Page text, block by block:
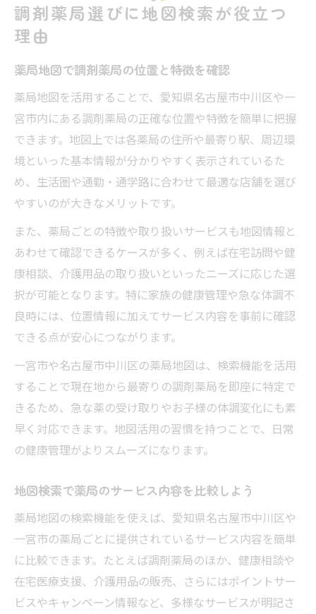
調剤薬局選びに地図検索が役立つ
理由
薬局地図で調剤薬局の位置と特徴を確認
薬局地図を活用することで、愛知県名古屋市中川区や一
宮市内にある調剤薬局の正確な位置や特徴を簡単に把握
できます。地図上では各薬局の住所や最寄り駅、周辺環
境といった基本情報が分かりやすく表示されているた
め、生活圏や通勤・通学路に合わせて最適な店舗を選び
やすいのが大きなメリットです。
また、薬局ごとの特徴や取り扱いサービスも地図情報と
あわせて確認できるケースが多く、例えば在宅訪問や健
康相談、介護用品の取り扱いといったニーズに応じた選
択が可能となります。特に家族の健康管理や急な体調不
良時には、位置情報に加えてサービス内容を事前に確認
できる点が安心につながります。
一宮市や名古屋市中川区の薬局地図は、検索機能を活用
することで現在地から最寄りの調剤薬局を即座に特定で
きるため、急な薬の受け取りやお子様の体調変化にも素
早く対応できます。地図活用の習慣を持つことで、日常
の健康管理がよりスムーズになります。
地図検索で薬局のサービス内容を比較しよう
薬局地図の検索機能を使えば、愛知県名古屋市中川区や
一宮市の薬局ごとに提供されているサービス内容を簡単
に比較できます。たとえば調剤薬局のほか、健康相談や
在宅医療支援、介護用品の販売、さらにはポイントサー
ビスやキャンペーン情報など、多様なサービスが明記さ